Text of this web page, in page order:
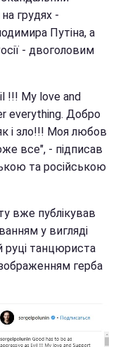
грудях -
Путіна, а
- двоголовим
!!! My love and
everything. Добро
і зло!!! Моя любов
все", - підписав
та російською
вже публікував
у вигляді
руці танцюриста
герба